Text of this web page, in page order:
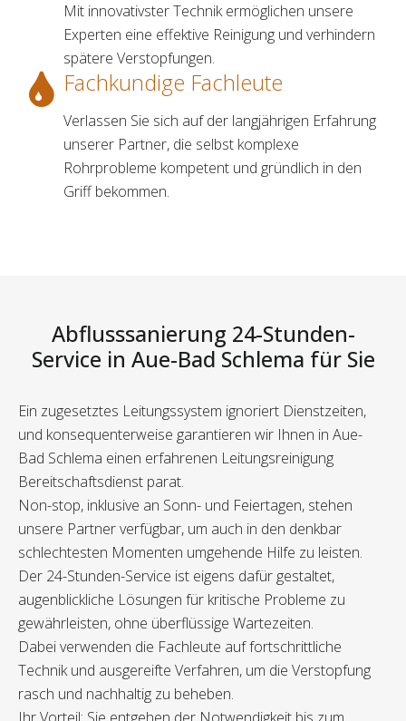
Mit innovativster Technik ermöglichen unsere
Experten eine effektive Reinigung und verhindern
spätere Verstopfungen.
Fachkundige Fachleute
Verlassen Sie sich auf der langjährigen Erfahrung
unserer Partner, die selbst komplexe
Rohrprobleme kompetent und gründlich in den
Griff bekommen.
Abflusssanierung 24-Stunden-
Service in Aue-Bad Schlema für Sie
Ein zugesetztes Leitungssystem ignoriert Dienstzeiten,
und konsequenterweise garantieren wir Ihnen in Aue-
Bad Schlema einen erfahrenen Leitungsreinigung
Bereitschaftsdienst parat.
Non-stop, inklusive an Sonn- und Feiertagen, stehen
unsere Partner verfügbar, um auch in den denkbar
schlechtesten Momenten umgehende Hilfe zu leisten.
Der 24-Stunden-Service ist eigens dafür gestaltet,
augenblickliche Lösungen für kritische Probleme zu
gewährleisten, ohne überflüssige Wartezeiten.
Dabei verwenden die Fachleute auf fortschrittliche
Technik und ausgereifte Verfahren, um die Verstopfung
rasch und nachhaltig zu beheben.